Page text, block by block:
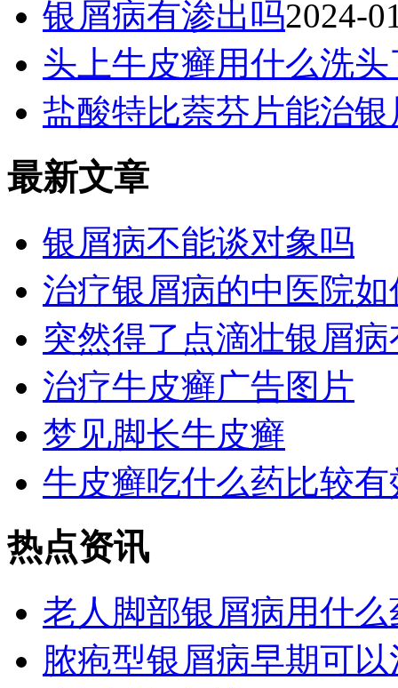
银屑病有渗出吗2024-
头上牛皮癣用什么洗头
盐酸特比萘芬片能治
最新文章
银屑病不能谈对象吗
治疗银屑病的中医院如
突然得了点滴壮银屑病
治疗牛皮癣广告图片
梦见脚长牛皮癣
牛皮癣吃什么药比较有
热点资讯
老人脚部银屑病用什么
脓疱型银屑病早期可